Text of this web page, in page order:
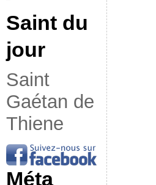
Saint du
jour
Saint
Gaétan de
Thiene
Méta